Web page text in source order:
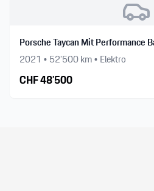
Porsche Taycan Mit Performance
2021 • 52’500km • Elektro
CHF48’500